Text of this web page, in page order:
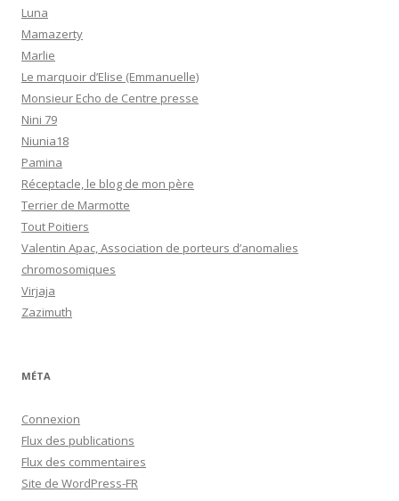
Luna
Mamazerty
Marlie
Le marquoir d’Elise (Emmanuelle)
Monsieur Echo de Centre presse
Nini 79
Niunia18
Pamina
Réceptacle, le blog de mon père
Terrier de Marmotte
Tout Poitiers
Valentin Apac, Association de porteurs d’anomalies
chromosomiques
Virjaja
Zazimuth
MÉTA
Connexion
Flux des publications
Flux des commentaires
Site de WordPress-FR